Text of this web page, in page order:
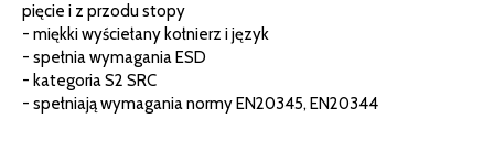
pięcie i z przodu stopy
- miękki wyściełany kołnierz i język
- spełnia wymagania ESD
- kategoria S2 SRC
- spełniają wymagania normy EN20345, EN20344